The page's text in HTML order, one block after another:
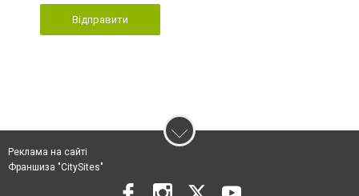
Відправити
Реклама на сайті
Франшиза "CitySites"